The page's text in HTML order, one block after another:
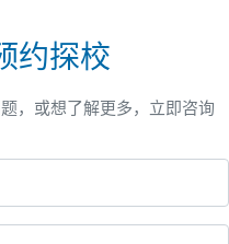
约探校
，或想了解更多，立即咨询